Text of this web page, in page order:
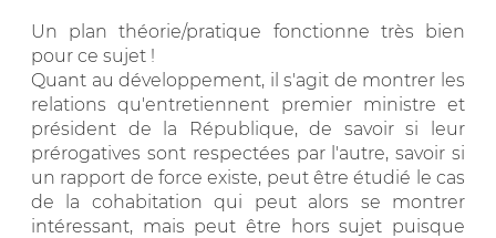
Un plan théorie/pratique fonctionne très bien
pour ce sujet !
Quant au développement, il s'agit de montrer les
relations qu'entretiennent premier ministre et
président de la République, de savoir si leur
prérogatives sont respectées par l'autre, savoir si
un rapport de force existe, peut être étudié le cas
de la cohabitation qui peut alors se montrer
intéressant, mais peut être hors sujet puisque